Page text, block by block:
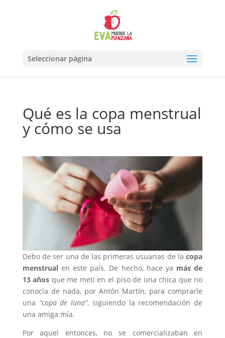
Seleccionar página
Qué es la copa menstrual
y cómo se usa
Debo de ser una de las primeras usuarias de lacopa
menstrualen este país. De hecho, hace ya más de
13 años que me metí en el piso de una chica que no
conocía de nada, por Antón Martín, para comprarle
una “copa de luna”, siguiendo la recomendación de
una amiga mía.
Por aquel entonces, no se comercializaban en